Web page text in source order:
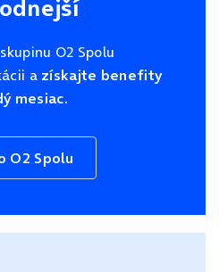
O2 Spolu
a získajte benefity
mesiac.
O2 Spolu